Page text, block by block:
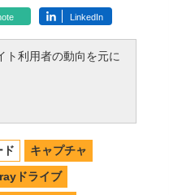
LinkedIn
ト利用者の動向を元に
ド
キャプチャ
ドライブ